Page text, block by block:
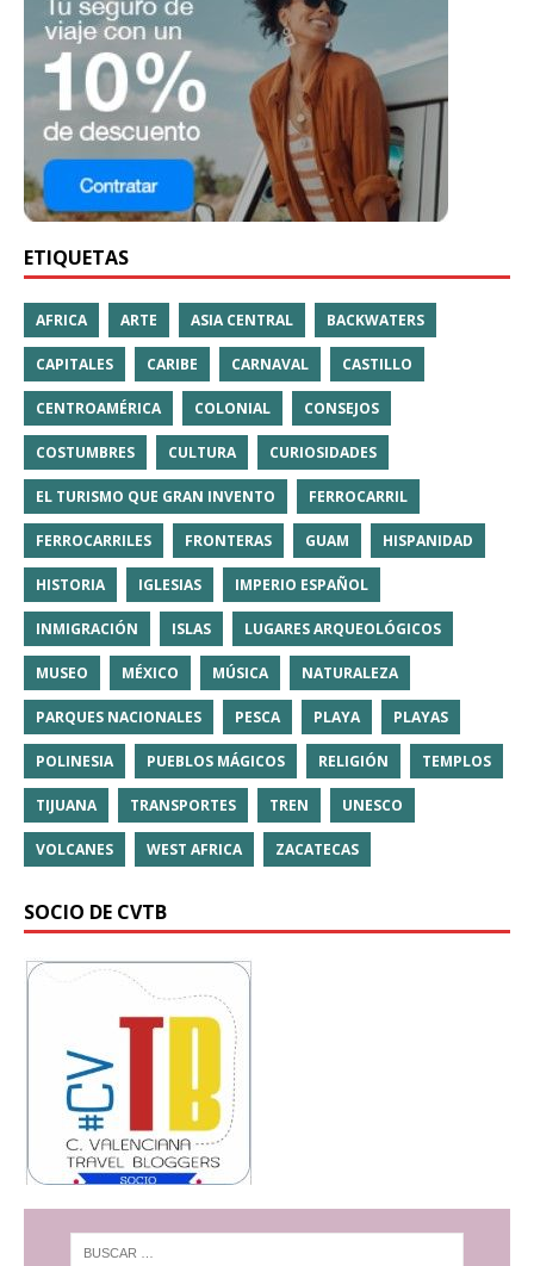
ETIQUETAS
AFRICA ARTE ASIA CENTRAL BACKWATERS
CAPITALES CARIBE CARNAVAL CASTILLO
CENTROAMÉRICA COLONIAL CONSEJOS
COSTUMBRES CULTURA CURIOSIDADES
EL TURISMO QUE GRAN INVENTO FERROCARRIL
FERROCARRILES FRONTERAS GUAM HISPANIDAD
HISTORIA IGLESIAS IMPERIO ESPAÑOL
INMIGRACIÓN ISLAS LUGARES ARQUEOLÓGICOS
MUSEO MÉXICO MÚSICA NATURALEZA
PARQUES NACIONALES PESCA PLAYA PLAYAS
POLINESIA PUEBLOS MÁGICOS RELIGIÓN TEMPLOS
TIJUANA TRANSPORTES TREN UNESCO
VOLCANES WEST AFRICA ZACATECAS
SOCIO DE CVTB